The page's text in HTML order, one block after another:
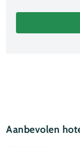
Aanbevolen